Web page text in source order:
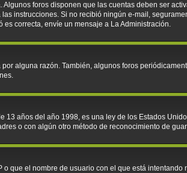
foros disponen que las cuentas deben ser
instrucciones. Si no recibió ningún e-mail,
correcta, envíe un mensaje a La Administración.
alguna razón. También, algunos foros
13 años del año 1998, es una ley de los Estados
o con algún otro método de reconocimiento de
que el nombre de usuario con el que está